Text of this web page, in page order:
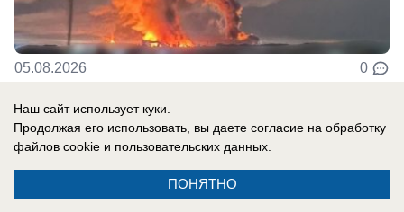
05.08.2026 0
Наш сайт использует куки.
Продолжая его использовать, вы даете согласие на обработку
файлов cookie и пользовательских данных.
ПОНЯТНО